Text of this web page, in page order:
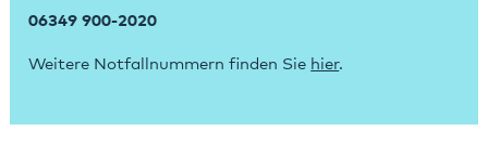
06349 900-2020
Weitere Notfallnummern finden Sie hier.